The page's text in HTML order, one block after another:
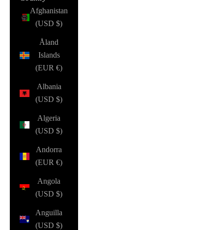
Afghanistan
(USD $)
Åland
Islands
(EUR €)
Albania
(USD $)
Algeria
(USD $)
Andorra
(EUR €)
Angola
(USD $)
Anguilla
(USD $)